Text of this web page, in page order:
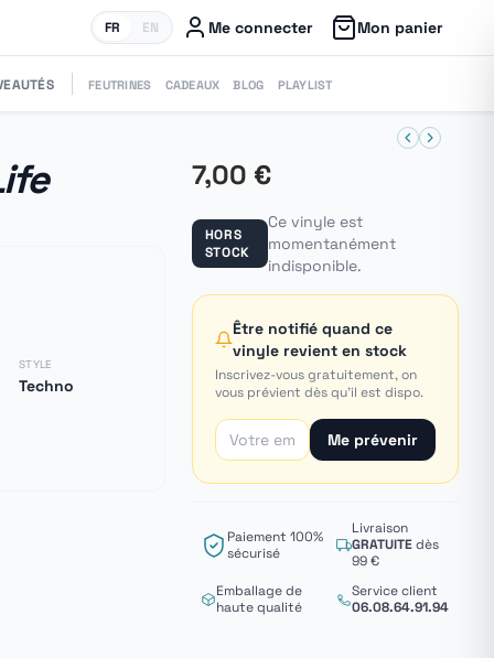
FR EN Me connecter Mon panier
FEUTRINES CADEAUX BLOG PLAYLIST
STYLE
Techno
7,00 €
HORS
STOCK
Ce vinyle est
momentanément
indisponible.
Être notifié quand ce
vinyle revient en stock
Inscrivez-vous gratuitement, on
vous prévient dès qu'il est dispo.
Me prévenir
Paiement 100%
sécurisé
Livraison
GRATUITEdès
99 €
Emballage de
haute qualité
Service client
06.08.64.91.94